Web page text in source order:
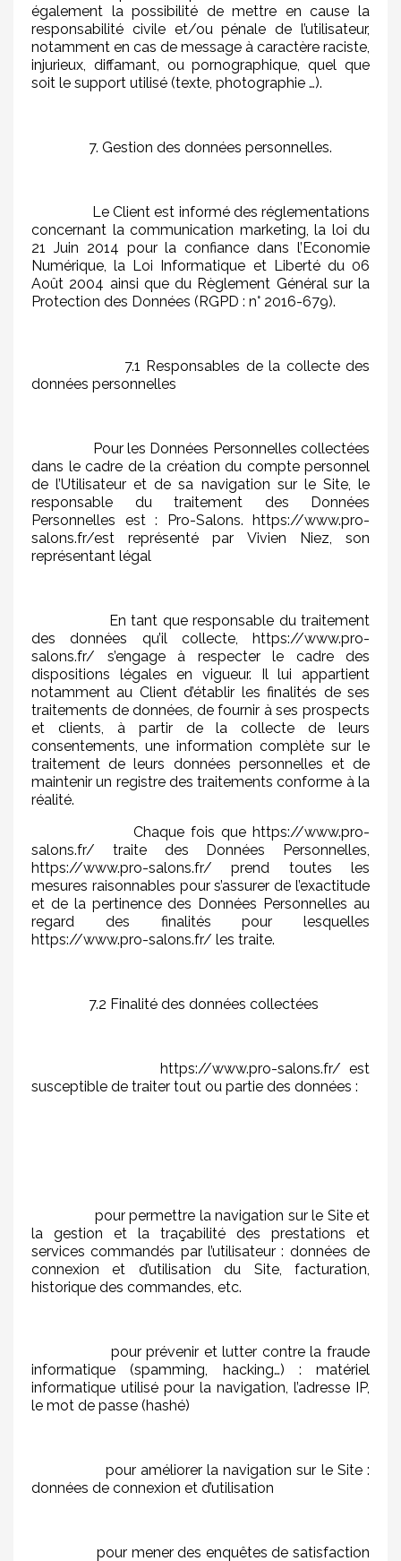
également la possibilité de mettre en cause la
responsabilité civile et/ou pénale de l’utilisateur,
notamment en cas de message à caractère raciste,
injurieux, diffamant, ou pornographique, quel que
soit le support utilisé (texte, photographie …).
7. Gestion des données personnelles.
Le Client est informé des réglementations
concernant la communication marketing, la loi du
21 Juin 2014 pour la confiance dans l’Economie
Numérique, la Loi Informatique et Liberté du 06
Août 2004 ainsi que du Règlement Général sur la
Protection des Données (RGPD : n° 2016-679).
7.1 Responsables de la collecte des
données personnelles
Pour les Données Personnelles collectées
dans le cadre de la création du compte personnel
de l’Utilisateur et de sa navigation sur le Site, le
responsable du traitement des Données
Personnelles est : Pro-Salons. https://www.pro-
salons.fr/est représenté par Vivien Niez, son
représentant légal
En tant que responsable du traitement
des données qu’il collecte, https://www.pro-
salons.fr/ s’engage à respecter le cadre des
dispositions légales en vigueur. Il lui appartient
notamment au Client d’établir les finalités de ses
traitements de données, de fournir à ses prospects
et clients, à partir de la collecte de leurs
consentements, une information complète sur le
traitement de leurs données personnelles et de
maintenir un registre des traitements conforme à la
réalité.
Chaque fois que https://www.pro-
salons.fr/ traite des Données Personnelles,
https://www.pro-salons.fr/ prend toutes les
mesures raisonnables pour s’assurer de l’exactitude
et de la pertinence des Données Personnelles au
regard des finalités pour lesquelles
https://www.pro-salons.fr/ les traite.
7.2 Finalité des données collectées
https://www.pro-salons.fr/ est
susceptible de traiter tout ou partie des données :
pour permettre la navigation sur le Site et
la gestion et la traçabilité des prestations et
services commandés par l’utilisateur : données de
connexion et d’utilisation du Site, facturation,
historique des commandes, etc.
pour prévenir et lutter contre la fraude
informatique (spamming, hacking…) : matériel
informatique utilisé pour la navigation, l’adresse IP,
le mot de passe (hashé)
pour améliorer la navigation sur le Site :
données de connexion et d’utilisation
pour mener des enquêtes de satisfaction